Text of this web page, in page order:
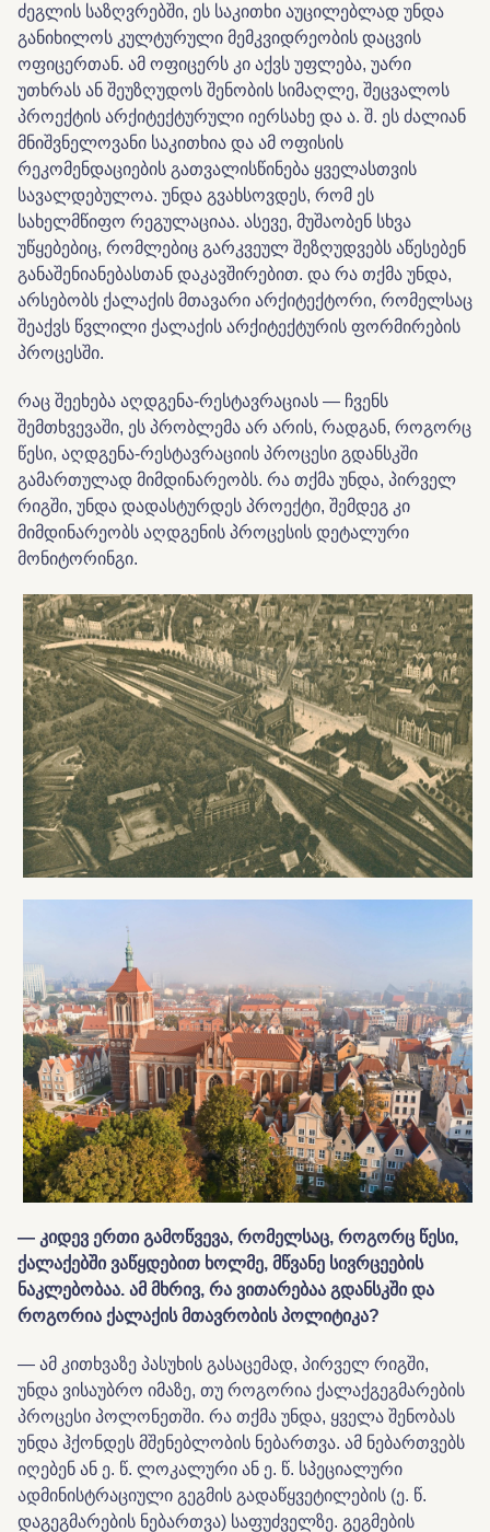
ძეგლის საზღვრებში, ეს საკითხი აუცილებლად უნდა
განიხილოს კულტურული მემკვიდრეობის დაცვის
ოფიცერთან. ამ ოფიცერს კი აქვს უფლება, უარი
უთხრას ან შეუზღუდოს შენობის სიმაღლე, შეცვალოს
პროექტის არქიტექტურული იერსახე და ა. შ. ეს ძალიან
მნიშვნელოვანი საკითხია და ამ ოფისის
რეკომენდაციების გათვალისწინება ყველასთვის
სავალდებულოა. უნდა გვახსოვდეს, რომ ეს
სახელმწიფო რეგულაციაა. ასევე, მუშაობენ სხვა
უწყებებიც, რომლებიც გარკვეულ შეზღუდვებს აწესებენ
განაშენიანებასთან დაკავშირებით. და რა თქმა უნდა,
არსებობს ქალაქის მთავარი არქიტექტორი, რომელსაც
შეაქვს წვლილი ქალაქის არქიტექტურის ფორმირების
პროცესში.
რაც შეეხება აღდგენა-რესტავრაციას — ჩვენს
შემთხვევაში, ეს პრობლემა არ არის, რადგან, როგორც
წესი, აღდგენა-რესტავრაციის პროცესი გდანსკში
გამართულად მიმდინარეობს. რა თქმა უნდა, პირველ
რიგში, უნდა დადასტურდეს პროექტი, შემდეგ კი
მიმდინარეობს აღდგენის პროცესის დეტალური
მონიტორინგი.
— კიდევ ერთი გამოწვევა, რომელსაც, როგორც წესი,
ქალაქებში ვაწყდებით ხოლმე, მწვანე სივრცეების
ნაკლებობაა. ამ მხრივ, რა ვითარებაა გდანსკში და
როგორია ქალაქის მთავრობის პოლიტიკა?
— ამ კითხვაზე პასუხის გასაცემად, პირველ რიგში,
უნდა ვისაუბრო იმაზე, თუ როგორია ქალაქგეგმარების
პროცესი პოლონეთში. რა თქმა უნდა, ყველა შენობას
უნდა ჰქონდეს მშენებლობის ნებართვა. ამ ნებართვებს
იღებენ ან ე. წ. ლოკალური ან ე. წ. სპეციალური
ადმინისტრაციული გეგმის გადაწყვეტილების (ე. წ.
დაგეგმარების ნებართვა) საფუძველზე. გეგმების